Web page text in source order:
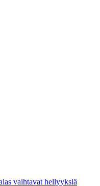
vaihtavat hellyyksiä